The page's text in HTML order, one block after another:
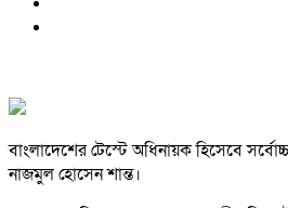
বাংলাদেশের টেস্টে অধিনায়ক হিসেবে
নাজমুল হোসেন শান্ত।